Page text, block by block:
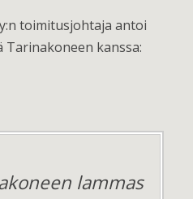
toimitusjohtaja antoi
kanssa:
lammas